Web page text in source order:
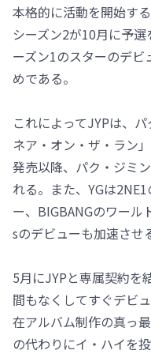
本格的に活動を開始す
シーズン2が10月に予
ーズン1のスターのデ
めである。
これによってJYPは、
ネア・オン・ザ・ラン
発売以降、パク・ジミ
れる。また、YGは
ー、BIGBANGのワール
sのデビューも加速させ
5月にJYPと専属契約を
間もなくしてすぐデビ
在アルバム制作の真っ
の代わりにイ・ハイを